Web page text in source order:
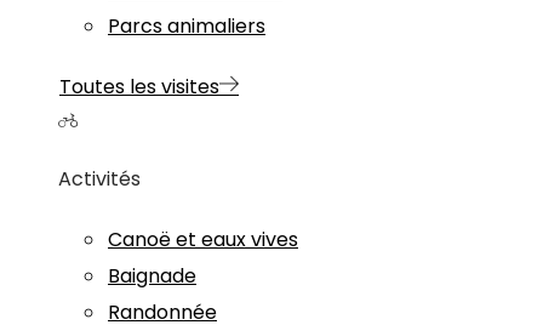
Parcs animaliers
Toutes les visites
Activités
Canoë et eaux vives
Baignade
Randonnée